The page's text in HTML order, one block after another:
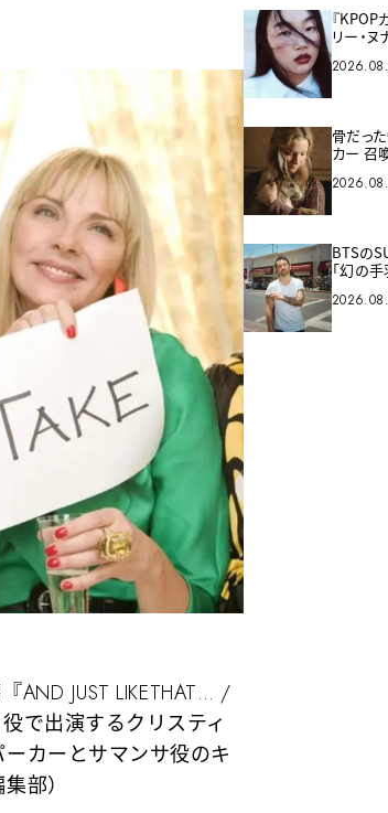
AND JUST LIKETHAT… /
で出演するクリスティ
カーとサマンサ役のキ
部）
『KPOP
リー・
骨だっ
カー 召
BTSの
「幻の